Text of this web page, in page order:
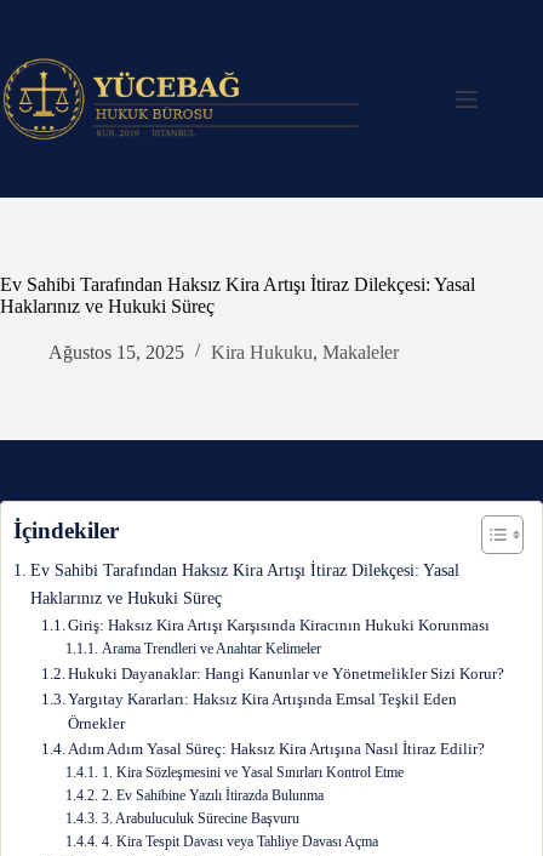
Ev Sahibi Tarafından Haksız Kira Artışı İtiraz Dilekçesi: Yasal
Haklarınız ve Hukuki Süreç
Ağustos 15, 2025 Kira Hukuku, Makaleler
İçindekiler
Ev Sahibi Tarafından Haksız Kira Artışı İtiraz Dilekçesi: Yasal
Haklarınız ve Hukuki Süreç
Giriş: Haksız Kira Artışı Karşısında Kiracının Hukuki Korunması
Arama Trendleri ve Anahtar Kelimeler
Hukuki Dayanaklar: Hangi Kanunlar ve Yönetmelikler Sizi Korur?
Yargıtay Kararları: Haksız Kira Artışında Emsal Teşkil Eden
Örnekler
Adım Adım Yasal Süreç: Haksız Kira Artışına Nasıl İtiraz Edilir?
1. Kira Sözleşmesini ve Yasal Sınırları Kontrol Etme
2. Ev Sahibine Yazılı İtirazda Bulunma
3. Arabuluculuk Sürecine Başvuru
4. Kira Tespit Davası veya Tahliye Davası Açma